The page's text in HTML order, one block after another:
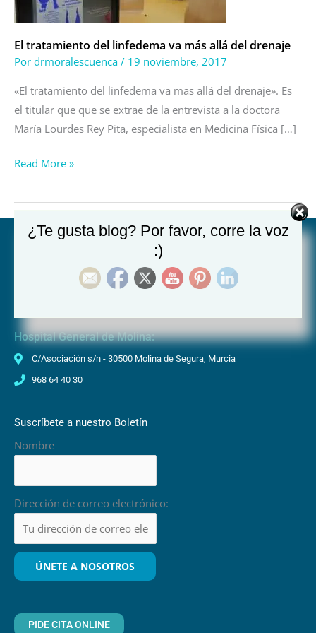
El tratamiento del linfedema va más allá del drenaje
Por drmoralescuenca / 19 noviembre, 2017
«El tratamiento del linfedema va mas allá del drenaje». Es
el titular que que se extrae de la entrevista a la doctora
María Lourdes Rey Pita, especialista en Medicina Física […]
allá
del
drenaje
Read More »
Hospital Juan XXIII de Murcia:
Ronda de Levante 14, 30008 Murcia (Plaza Juan XXIII)
Hospital General de Molina:
C/Asociación s/n - 30500 Molina de Segura, Murcia
968 64 40 30
Suscríbete a nuestro Boletín
Nombre
Dirección de correo electrónico:
PIDE CITA ONLINE
¿Te gusta blog? Por favor, corre la voz
:)